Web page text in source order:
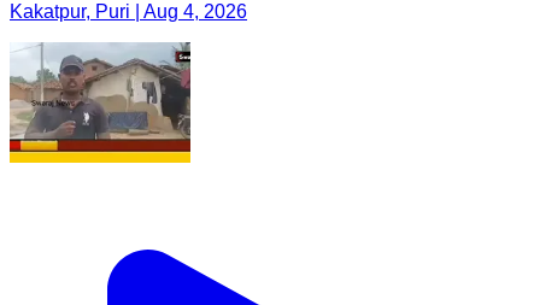
Kakatpur, Puri | Aug 4, 2026